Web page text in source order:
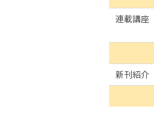
連載講座
新刊紹介